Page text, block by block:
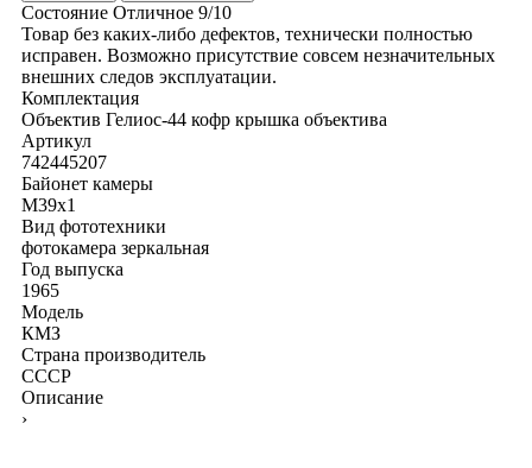
Состояние Отличное 9/10
Товар без каких-либо дефектов, технически полностью
исправен. Возможно присутствие совсем незначительных
внешних следов эксплуатации.
Комплектация
Объектив Гелиос-44 кофр крышка объектива
Артикул
742445207
Байонет камеры
M39x1
Вид фототехники
фотокамера зеркальная
Год выпуска
1965
Модель
КМЗ
Страна производитель
СССР
Описание
›